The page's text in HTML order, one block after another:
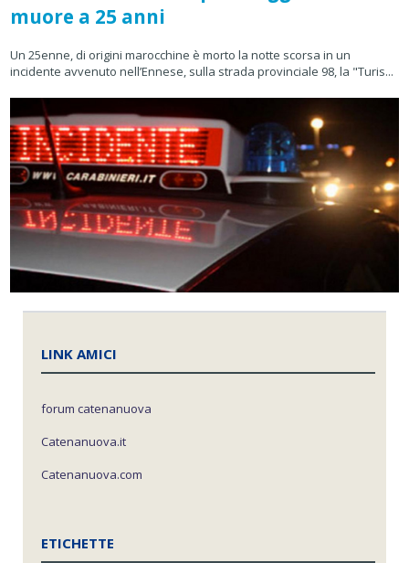
muore a 25 anni
Un 25enne, di origini marocchine è morto la notte scorsa in un
incidente avvenuto nell’Ennese, sulla strada provinciale 98, la "Turis...
LINK AMICI
forum catenanuova
Catenanuova.it
Catenanuova.com
ETICHETTE